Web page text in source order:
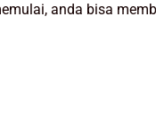
anda bisa